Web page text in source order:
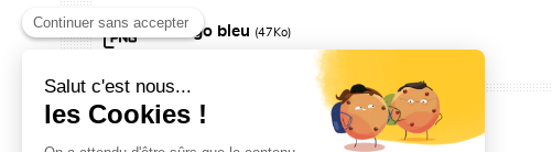
Logo bleu (47Ko)